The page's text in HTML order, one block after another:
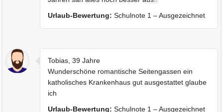
Urlaub-Bewertung: Schulnote 1 – Ausgezeichnet
Tobias, 39 Jahre
Wunderschöne romantische Seitengassen ein
katholisches Krankenhaus gut ausgestattet glaube
ich
Urlaub-Bewertung: Schulnote 1 – Ausgezeichnet